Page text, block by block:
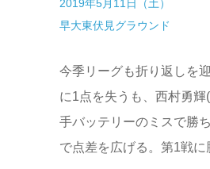
2019年5月11日（土）
早大東伏見グラウンド
今季リーグも折り返しを
に1点を失うも、西村勇
手バッテリーのミスで勝
で点差を広げる。第1戦に